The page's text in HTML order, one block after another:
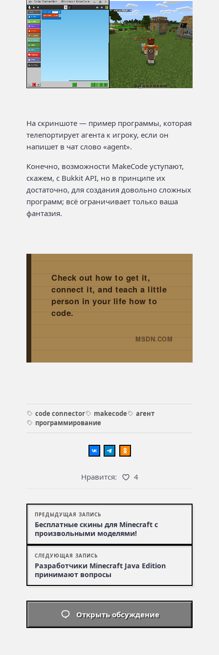
На скриншоте — пример программы, которая
телепортирует агента к игроку, если он
напишет в чат слово «agent».
Конечно, возможности MakeCode уступают,
скажем, с Bukkit API, но в принципе их
достаточно, для создания довольно сложных
программ; всё ограничивает только ваша
фантазия.
Check out how to get it,
connect it, and teach a little
person in your life how to
code.
MSDN.COM
code connector makecode
агент
программирование
Нравится: 4
ПРЕДЫДУЩАЯ ЗАПИСЬ
Бесплатные скины для Minecraft с
произвольными моделями!
СЛЕДУЮЩАЯ ЗАПИСЬ
Разработчики Minecraft Java Edition
принимают вопросы
Открыть обсуждение